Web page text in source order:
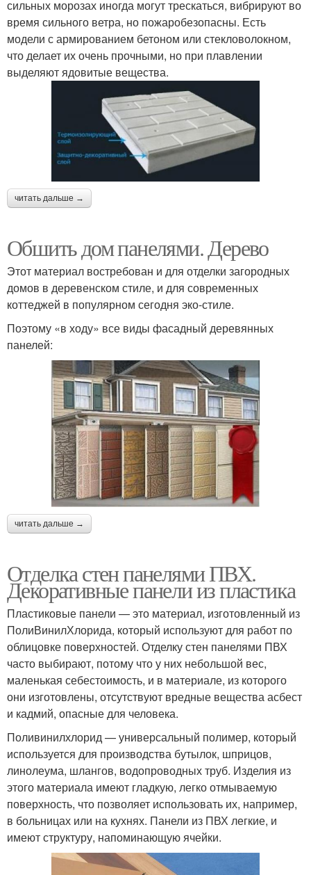
сильных морозах иногда могут трескаться, вибрируют во
время сильного ветра, но пожаробезопасны. Есть
модели с армированием бетоном или стекловолокном,
что делает их очень прочными, но при плавлении
выделяют ядовитые вещества.
читать дальше →
Обшить дом панелями. Дерево
Этот материал востребован и для отделки загородных
домов в деревенском стиле, и для современных
коттеджей в популярном сегодня эко-стиле.
Поэтому «в ходу» все виды фасадный деревянных
панелей:
читать дальше →
Отделка стен панелями ПВХ.
Декоративные панели из пластика
Пластиковые панели — это материал, изготовленный из
ПолиВинилХлорида, который используют для работ по
облицовке поверхностей. Отделку стен панелями ПВХ
часто выбирают, потому что у них небольшой вес,
маленькая себестоимость, и в материале, из которого
они изготовлены, отсутствуют вредные вещества асбест
и кадмий, опасные для человека.
Поливинилхлорид — универсальный полимер, который
используется для производства бутылок, шприцов,
линолеума, шлангов, водопроводных труб. Изделия из
этого материала имеют гладкую, легко отмываемую
поверхность, что позволяет использовать их, например,
в больницах или на кухнях. Панели из ПВХ легкие, и
имеют структуру, напоминающую ячейки.